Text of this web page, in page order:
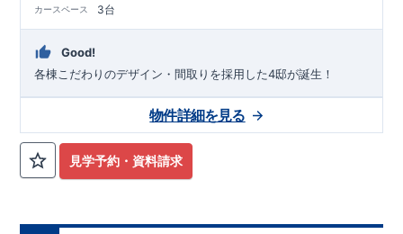
カースペース 3台
Good!
各棟こだわりのデザイン・間取りを採用した4邸が誕生！
見学予約・資料請求
物件詳細を見る